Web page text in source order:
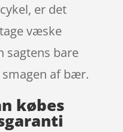
er det
væske
sagtens bare
af bær.
købes